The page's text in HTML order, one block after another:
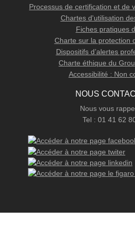
Processus de certification et de
Chartes d'utilisation
Fiches pratiques
Charte sur la protection
Dispositifs d’alertes
Charte éthique du
Accessibilité : Non
NOUS
Nous vous
Tel : 01 41 62